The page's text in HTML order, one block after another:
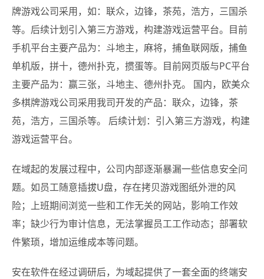
牌游戏公司采用，如：联众，边锋，茶苑，浩方，三国杀
等。后续计划引入第三方游戏，构建游戏运营平台。目前
手机平台主要产品为：斗地主，麻将，捕鱼联网版，捕鱼
单机版，拼十，德州扑克，掼蛋等。目前网页版与PC平台
主要产品为：赢三张，斗地主、德州扑克。 国内，欧美众
多棋牌游戏公司采用我司开发的产品：联众，边锋，茶
苑，浩方，三国杀等。 后续计划：引入第三方游戏，构建
游戏运营平台。
在域起的发展过程中，公司内部逐渐暴漏一些信息安全问
题。如员工随意插拔U盘，存在拷贝游戏图纸外泄的风
险；上班期间浏览一些和工作无关的网站，影响工作效
率；缺少行为审计信息，无法掌握员工工作动态；部署软
件繁琐，增加运维成本等问题。
安在软件在经过调研后，为域起提供了一套全面的终端安